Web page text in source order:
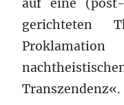
auf eine
gerichteten
Transzendenz«.